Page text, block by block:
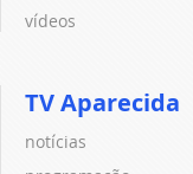
vídeos
TV Aparecida
notícias